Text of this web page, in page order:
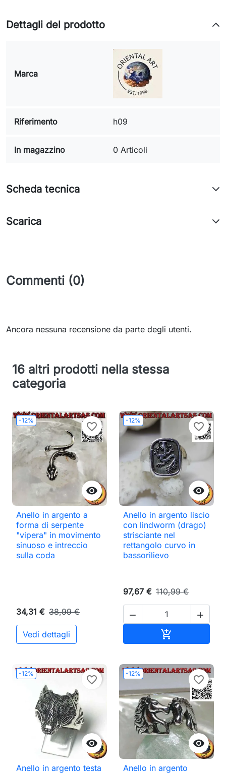
Dettagli del prodotto
Marca
Riferimento h09
In magazzino 0 Articoli
Scheda tecnica
Scarica
Commenti (0)
Ancora nessuna recensione da parte degli utenti.
16 altri prodotti nella stessa
categoria
-12%

favorite_border
Anello in argento a
forma di serpente
"vipera" in movimento
sinuoso e intreccio
sulla coda
34,31 € 38,99 €
Vedi dettagli
-12%

favorite_border
Anello in argento liscio
con lindworm (drago)
strisciante nel
rettangolo curvo in
bassorilievo
97,67 € 110,99 €
 

-12%

favorite_border
Anello in argento testa
-12%

favorite_border
Anello in argento